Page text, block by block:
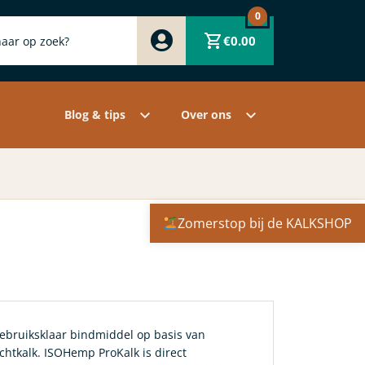
€0.00
0
Zwart
Grijs
Overige pigmenten
Blog & tips Over ons
Contact
bindmiddel op basis van
ISOHemp ProKalk is direct
Zomerstop bij de KALKSHOP